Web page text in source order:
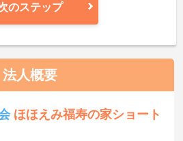
のステップ
法人概要
ほほえみ福寿の家ショート